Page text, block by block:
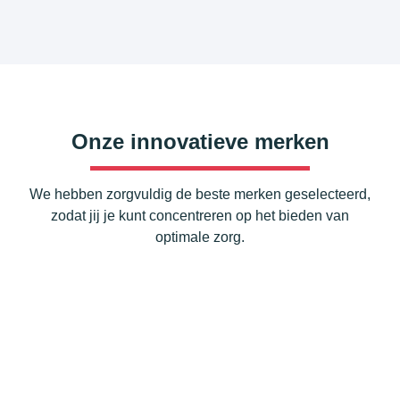
Onze innovatieve merken
We hebben zorgvuldig de beste merken geselecteerd,
zodat jij je kunt concentreren op het bieden van
optimale zorg.